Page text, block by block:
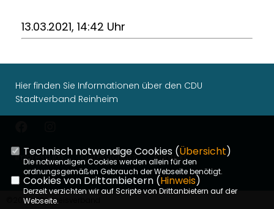
13.03.2021, 14:42 Uhr
Hier finden Sie Informationen über den CDU
Stadtverband Reinheim
Impressum Datenschutz Kontakt
©2026 CDU Kreisverband
Technisch notwendige Cookies (Übersicht)
Die notwendigen Cookies werden allein für den
ordnungsgemäßen Gebrauch der Webseite benötigt.
Cookies von Drittanbietern (Hinweis)
Derzeit verzichten wir auf Scripte von Drittanbietern auf der
Webseite.